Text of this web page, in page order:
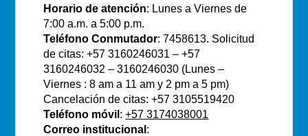
Horario de atención: Lunes a Viernes de
7:00 a.m. a 5:00 p.m.
Teléfono Conmutador: 7458613. Solicitud
de citas: +57 3160246031 – +57
3160246032 – 3160246030 (Lunes –
Viernes : 8 am a 11 am y 2 pm a 5 pm)
Cancelación de citas: +57 3105519420
Teléfono móvil :+57 3174038001
Correo institucional :